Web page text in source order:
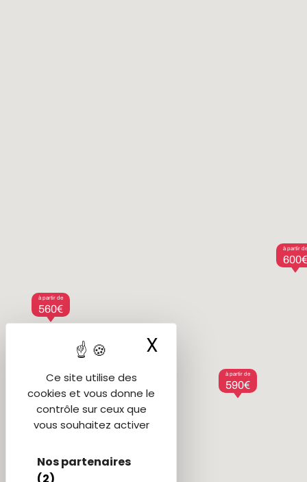
Ce site utilise des
cookies et vous donne le
contrôle sur ceux que
vous souhaitez activer
Nos partenaires
X
à partir de
590€
à partir de
560€
à partir de
600€